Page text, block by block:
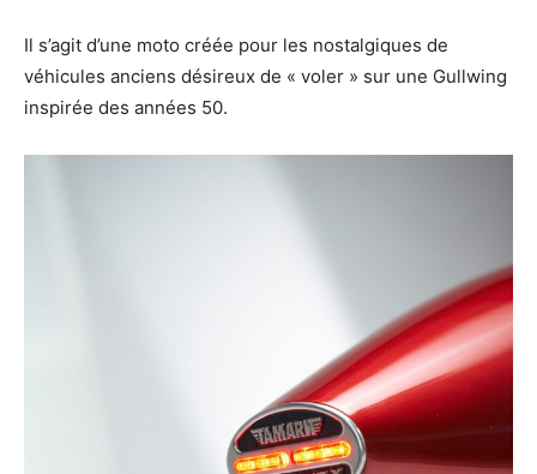
Il s’agit d’une moto créée pour les nostalgiques de
véhicules anciens désireux de « voler » sur une Gullwing
inspirée des années 50.